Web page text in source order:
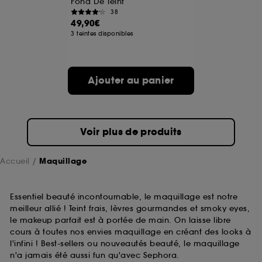
38
49,90€
3 teintes disponibles
Ajouter au panier
Voir plus de produits
Accueil Maquillage
Essentiel beauté incontournable, le maquillage est notre
meilleur allié ! Teint frais, lèvres gourmandes et smoky eyes,
le makeup parfait est à portée de main. On laisse libre
cours à toutes nos envies maquillage en créant des looks à
l'infini ! Best-sellers ou nouveautés beauté, le maquillage
n'a jamais été aussi fun qu'avec Sephora.
A l'exception des cookies techniques, le dépôt et la
lecture de ces traceurs requiert votre accord. Vous
choix" ci-dessous ou décider de "tout accepter".
Sephora pourra associer les informations de
navigation collectées par ces Cookies, pour les
sur "continuer sans accepter". Voous pouvez à tout
moment choisir de retirer votrte consentement. Si vous
souhaitez obtenir plus d'information sur les cookies